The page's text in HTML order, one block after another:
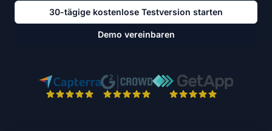
30-tägige kostenlose Testversion starten
Demo vereinbaren